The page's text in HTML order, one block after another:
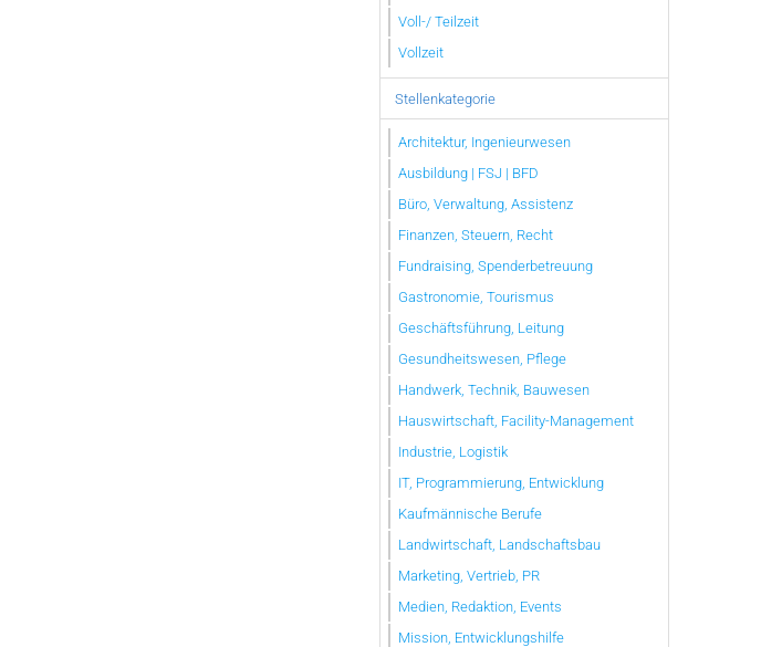
Voll-/ Teilzeit
Vollzeit
Stellenkategorie
Architektur, Ingenieurwesen
Ausbildung | FSJ | BFD
Büro, Verwaltung, Assistenz
Finanzen, Steuern, Recht
Fundraising, Spenderbetreuung
Gastronomie, Tourismus
Geschäftsführung, Leitung
Gesundheitswesen, Pflege
Handwerk, Technik, Bauwesen
Hauswirtschaft, Facility-Management
Industrie, Logistik
IT, Programmierung, Entwicklung
Kaufmännische Berufe
Landwirtschaft, Landschaftsbau
Marketing, Vertrieb, PR
Medien, Redaktion, Events
Mission, Entwicklungshilfe